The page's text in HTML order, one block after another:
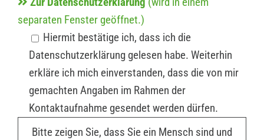
separaten Fenster geöffnet.)
Hiermit bestätige ich, dass ich die
Datenschutzerklärung gelesen habe. Weiterhin
erkläre ich mich einverstanden, dass die von mir
gemachten Angaben im Rahmen der
Kontaktaufnahme gesendet werden dürfen.
Bitte zeigen Sie, dass Sie ein Mensch sind und